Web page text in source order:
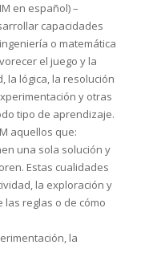
en español) –
capacidades
o matemática
el juego y la
la lógica, la resolución
y otras
tipo de aprendizaje.
aquellos que:
una sola solución y
Estas cualidades
la exploración y
reglas o de cómo
la